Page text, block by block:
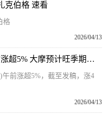
克伯格 速看
格
2026/04/13
港股异动 | 天齐锂业(09696)午前涨超5% 大摩预计旺季期间市场供应将进一步收紧
前涨超5%，截至发稿，涨4
2026/04/13